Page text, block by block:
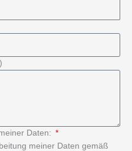
Daten:
meiner Daten gemäß